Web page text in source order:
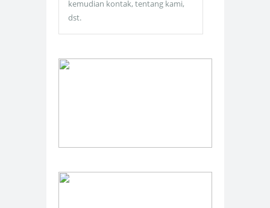
kemudian kontak, tentang kami,
dst.